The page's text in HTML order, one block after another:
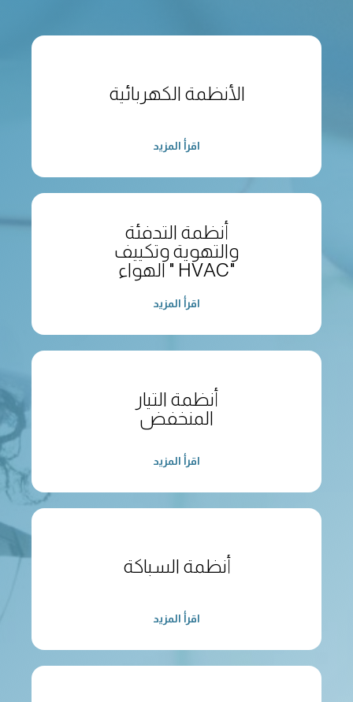
الأنظمة الكهربائية
اقرأ المزيد
أنظمة التدفئة
والتهوية وتكييف
الهواء " HVAC"
اقرأ المزيد
أنظمة التيار
المنخفض
اقرأ المزيد
أنظمة السباكة
اقرأ المزيد